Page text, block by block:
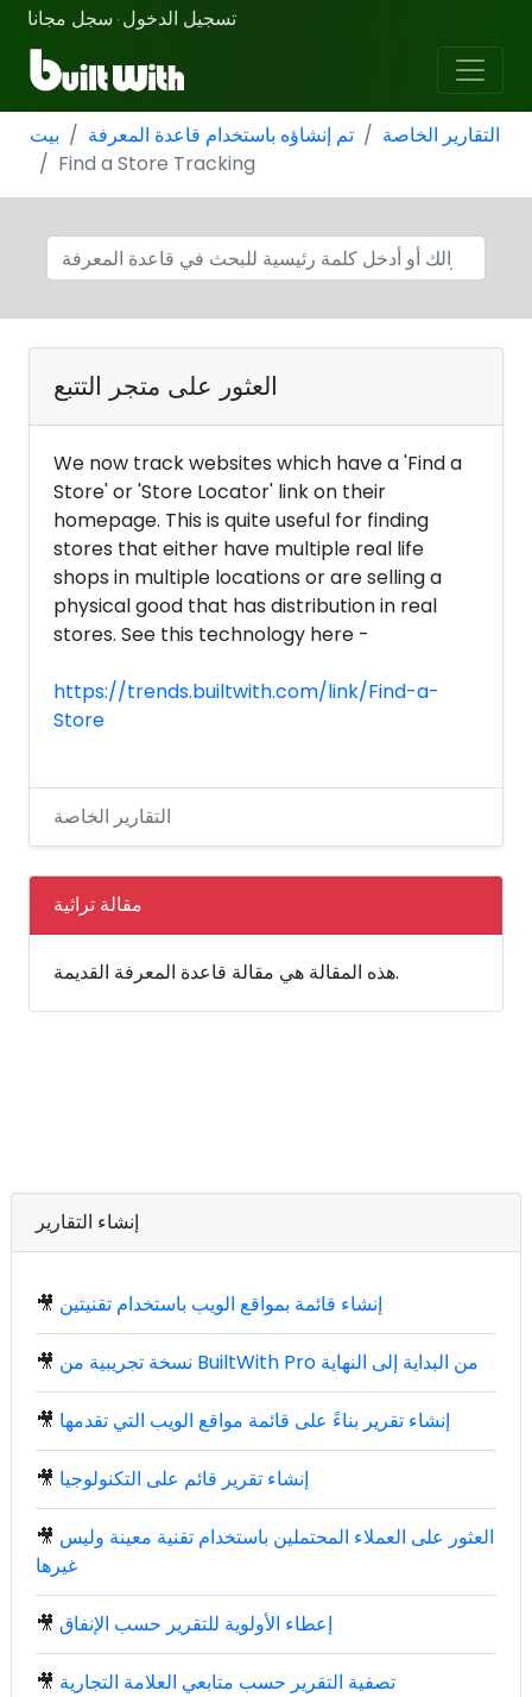
تسجيل الدخول · سجل مجانا
بيت تم إنشاؤه باستخدام قاعدة المعرفة
التقارير الخاصة
Find a Store Tracking
العثور على متجر التتبع
We now track websites which have a 'Find a
Store' or 'Store Locator' link on their
homepage. This is quite useful for finding
stores that either have multiple real life
shops in multiple locations or are selling a
physical good that has distribution in real
stores. See this technology here -
https://trends.builtwith.com/link/Find-a-
Store
التقارير الخاصة
مقالة تراثية
هذه المقالة هي مقالة قاعدة المعرفة القديمة.
إنشاء التقارير
🎥 إنشاء قائمة بمواقع الويب باستخدام تقنيتين
🎥 نسخة تجريبية من BuiltWith Pro من البداية إلى النهاية
🎥 إنشاء تقرير بناءً على قائمة مواقع الويب التي تقدمها
🎥 إنشاء تقرير قائم على التكنولوجيا
🎥 العثور على العملاء المحتملين باستخدام تقنية معينة وليس
غيرها
🎥 إعطاء الأولوية للتقرير حسب الإنفاق
🎥 تصفية التقرير حسب متابعي العلامة التجارية